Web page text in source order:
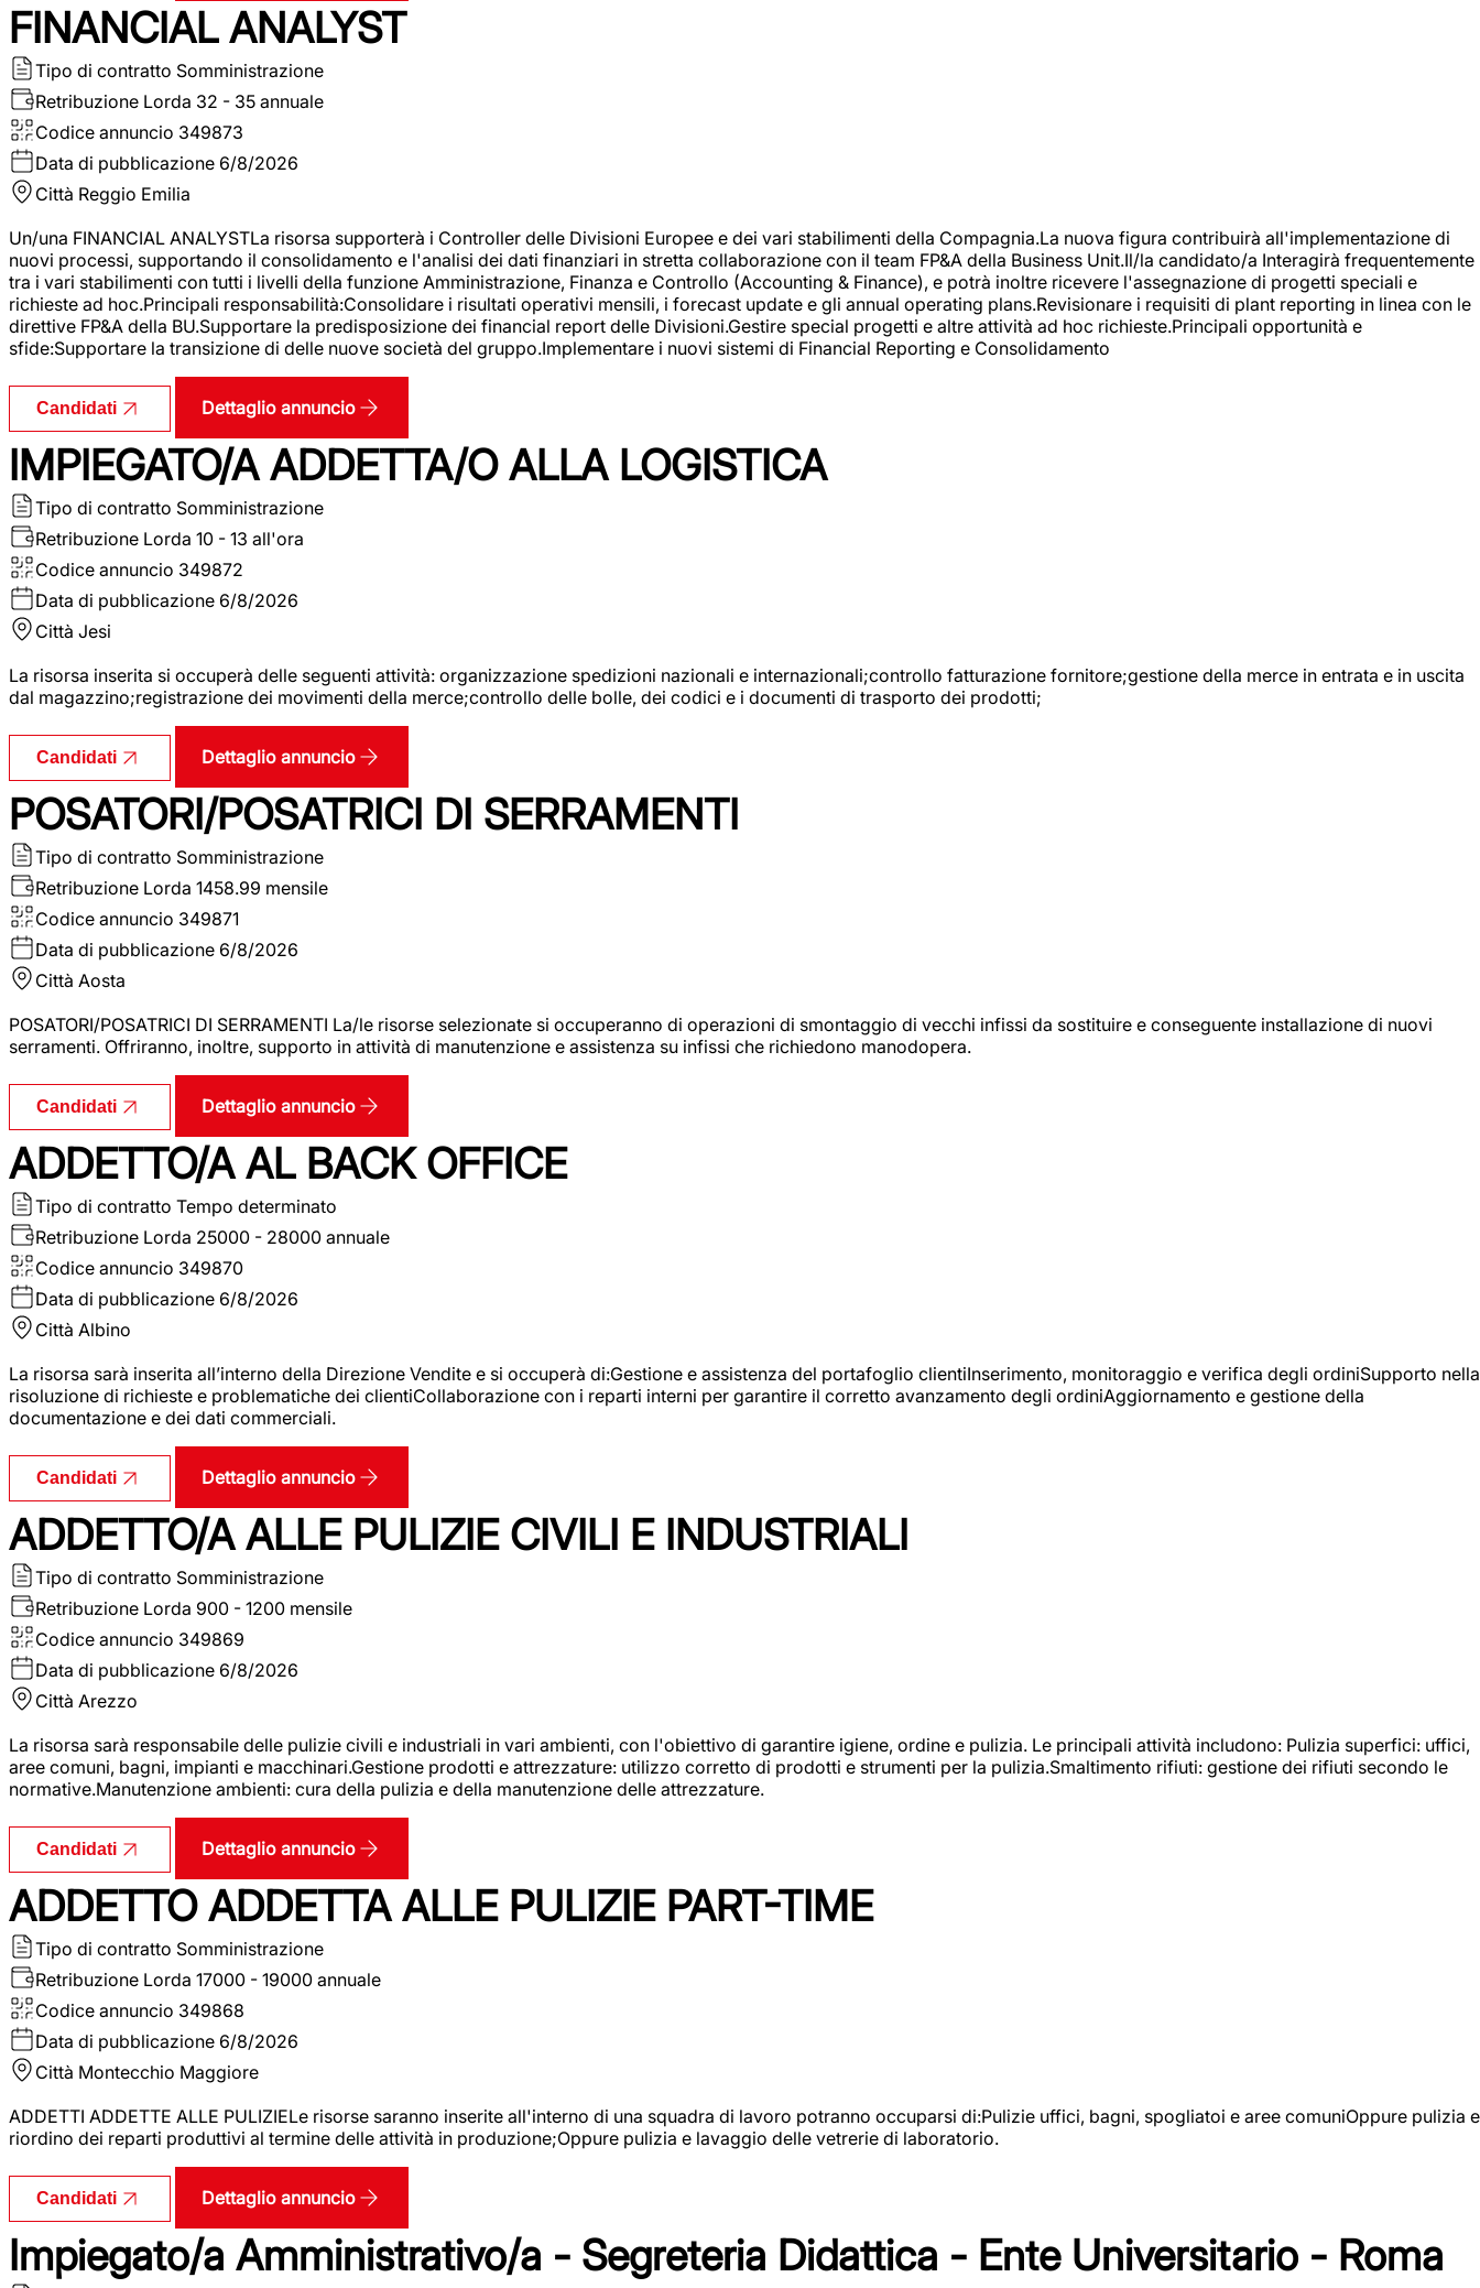
FINANCIAL ANALYST
Tipo di contratto Somministrazione
Retribuzione Lorda 32 - 35 annuale
Codice annuncio 349873
Data di pubblicazione 6/8/2026
Città Reggio Emilia
Un/una FINANCIAL ANALYSTLa risorsa supporterà i Controller delle Divisioni Europee e dei vari stabilimenti della Compagnia.La nuova figura contribuirà all'implementazione di
nuovi processi, supportando il consolidamento e l'analisi dei dati finanziari in stretta collaborazione con il team FP&A della Business Unit.Il/la candidato/a Interagirà frequentemente
tra i vari stabilimenti con tutti i livelli della funzione Amministrazione, Finanza e Controllo (Accounting & Finance), e potrà inoltre ricevere l'assegnazione di progetti speciali e
richieste ad hoc.Principali responsabilità:Consolidare i risultati operativi mensili, i forecast update e gli annual operating plans.Revisionare i requisiti di plant reporting in linea con le
direttive FP&A della BU.Supportare la predisposizione dei financial report delle Divisioni.Gestire special progetti e altre attività ad hoc richieste.Principali opportunità e
sfide:Supportare la transizione di delle nuove società del gruppo.Implementare i nuovi sistemi di Financial Reporting e Consolidamento
Candidati Dettaglio annuncio
IMPIEGATO/A ADDETTA/O ALLA LOGISTICA
Tipo di contratto Somministrazione
Retribuzione Lorda 10 - 13 all'ora
Codice annuncio 349872
Data di pubblicazione 6/8/2026
Città Jesi
La risorsa inserita si occuperà delle seguenti attività: organizzazione spedizioni nazionali e internazionali;controllo fatturazione fornitore;gestione della merce in entrata e in uscita
dal magazzino;registrazione dei movimenti della merce;controllo delle bolle, dei codici e i documenti di trasporto dei prodotti;
Candidati Dettaglio annuncio
POSATORI/POSATRICI DI SERRAMENTI
Tipo di contratto Somministrazione
Retribuzione Lorda 1458.99 mensile
Codice annuncio 349871
Data di pubblicazione 6/8/2026
Città Aosta
POSATORI/POSATRICI DI SERRAMENTI La/le risorse selezionate si occuperanno di operazioni di smontaggio di vecchi infissi da sostituire e conseguente installazione di nuovi
serramenti. Offriranno, inoltre, supporto in attività di manutenzione e assistenza su infissi che richiedono manodopera.
Candidati Dettaglio annuncio
ADDETTO/A AL BACK OFFICE
Tipo di contratto Tempo determinato
Retribuzione Lorda 25000 - 28000 annuale
Codice annuncio 349870
Data di pubblicazione 6/8/2026
Città Albino
La risorsa sarà inserita all’interno della Direzione Vendite e si occuperà di:Gestione e assistenza del portafoglio clientiInserimento, monitoraggio e verifica degli ordiniSupporto nella
risoluzione di richieste e problematiche dei clientiCollaborazione con i reparti interni per garantire il corretto avanzamento degli ordiniAggiornamento e gestione della
documentazione e dei dati commerciali.
Candidati Dettaglio annuncio
ADDETTO/A ALLE PULIZIE CIVILI E INDUSTRIALI
Tipo di contratto Somministrazione
Retribuzione Lorda 900 - 1200 mensile
Codice annuncio 349869
Data di pubblicazione 6/8/2026
Città Arezzo
La risorsa sarà responsabile delle pulizie civili e industriali in vari ambienti, con l'obiettivo di garantire igiene, ordine e pulizia. Le principali attività includono: Pulizia superfici: uffici,
aree comuni, bagni, impianti e macchinari.Gestione prodotti e attrezzature: utilizzo corretto di prodotti e strumenti per la pulizia.Smaltimento rifiuti: gestione dei rifiuti secondo le
normative.Manutenzione ambienti: cura della pulizia e della manutenzione delle attrezzature.
Candidati Dettaglio annuncio
ADDETTO ADDETTA ALLE PULIZIE PART-TIME
Tipo di contratto Somministrazione
Retribuzione Lorda 17000 - 19000 annuale
Codice annuncio 349868
Data di pubblicazione 6/8/2026
Città Montecchio Maggiore
ADDETTI ADDETTE ALLE PULIZIELe risorse saranno inserite all'interno di una squadra di lavoro potranno occuparsi di:Pulizie uffici, bagni, spogliatoi e aree comuniOppure pulizia e
riordino dei reparti produttivi al termine delle attività in produzione;Oppure pulizia e lavaggio delle vetrerie di laboratorio.
Candidati Dettaglio annuncio
Impiegato/a Amministrativo/a - Segreteria Didattica - Ente Universitario - Roma